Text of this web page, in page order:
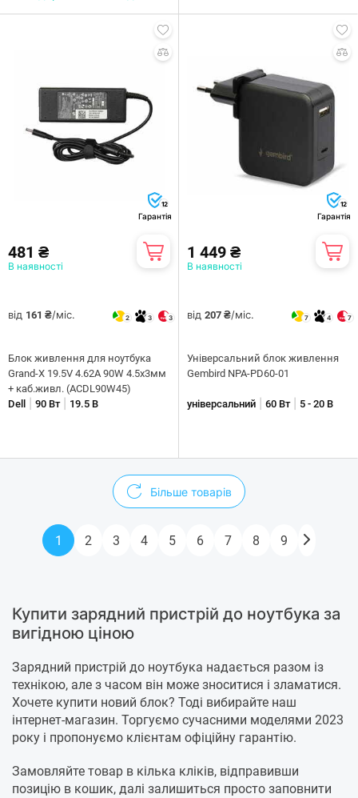
12
Гарантія
481 ₴
В наявності
від 161 ₴/міс. 2 3 3
Блок живлення для ноутбука
Grand-X 19.5V 4.62A 90W 4.5x3мм
+ каб.живл. (ACDL90W45)
Dell
90 Вт| 19.5 В
12
Гарантія
1 449 ₴
В наявності
від 207 ₴/міс. 7 4 7
Універсальний блок живлення
Gembird NPA-PD60-01
універсальний 60 Вт| 5 - 20 В
Більше товарів
1 2 3 4 5 6 7 8 9
Купити зарядний пристрій до ноутбука за
вигідною ціною
Зарядний пристрій до ноутбука надається разом із
технікою, але з часом він може зноситися і зламатися.
Хочете купити новий блок? Тоді вибирайте наш
інтернет-магазин. Торгуємо сучасними моделями 2023
року і пропонуємо клієнтам офіційну гарантію.
Замовляйте товар в кілька кліків, відправивши
позицію в кошик, далі залишиться просто заповнити